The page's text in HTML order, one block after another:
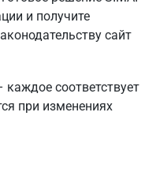
и получите
сайт
соответствует
при изменениях